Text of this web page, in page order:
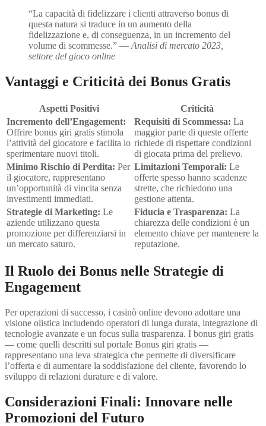
“La capacità di fidelizzare i clienti attraverso bonus di
questa natura si traduce in un aumento della
fidelizzazione e, di conseguenza, in un incremento del
volume di scommesse.” — Analisi di mercato 2023,
settore del gioco online
Vantaggi e Criticità dei Bonus Gratis
Aspetti Positivi
Criticità
Incremento dell’Engagement:
Offrire bonus giri gratis stimola
l’attività del giocatore e facilita lo
sperimentare nuovi titoli.
Requisiti di Scommessa: La
maggior parte di queste offerte
richiede di rispettare condizioni
di giocata prima del prelievo.
Minimo Rischio di Perdita: Per
il giocatore, rappresentano
un’opportunità di vincita senza
investimenti immediati.
Limitazioni Temporali: Le
offerte spesso hanno scadenze
strette, che richiedono una
gestione attenta.
Strategie di Marketing: Le
aziende utilizzano questa
promozione per differenziarsi in
un mercato saturo.
Fiducia e Trasparenza: La
chiarezza delle condizioni è un
elemento chiave per mantenere la
reputazione.
Il Ruolo dei Bonus nelle Strategie di
Engagement
Per operazioni di successo, i casinò online devono adottare una
visione olistica includendo operatori di lunga durata, integrazione di
tecnologie avanzate e un focus sulla trasparenza. I bonus giri gratis
— come quelli descritti sul portale Bonus giri gratis —
rappresentano una leva strategica che permette di diversificare
l’offerta e di aumentare la soddisfazione del cliente, favorendo lo
sviluppo di relazioni durature e di valore.
Considerazioni Finali: Innovare nelle
Promozioni del Futuro